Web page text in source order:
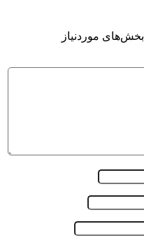
بخش‌های موردنیاز